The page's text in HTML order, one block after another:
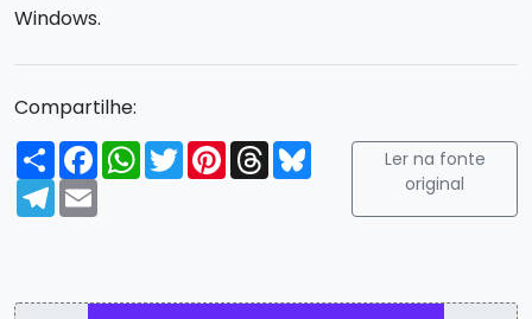
Windows.
Compartilhe:
Compartilhar
FacebookWhatsApp
TwitterPinterest
ThreadsBluesky
Telegram
Email
Ler na fonte
original